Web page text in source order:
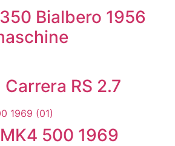
Bialbero 1956
RS 2.7
500 1969